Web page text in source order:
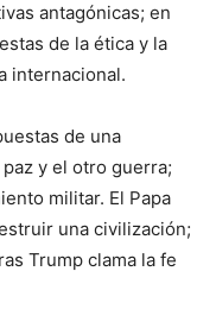
antagónicas; en
de la ética y la
internacional.
de una
y el otro guerra;
militar. El Papa
una civilización;
Trump clama la fe